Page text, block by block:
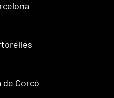
de Corcó